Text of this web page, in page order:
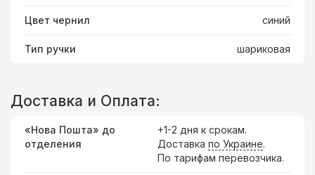
Цвет чернил синий
Тип ручки шариковая
Доставка и Оплата:
«Нова Пошта» до
отделения
+1-2 дня к срокам.
Доставка по Украине.
По тарифам перевозчика.